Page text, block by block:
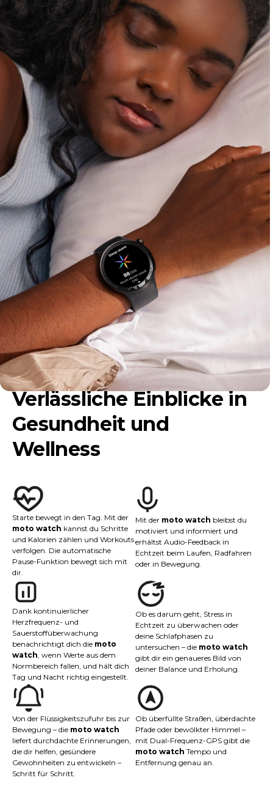
Verlässliche Einblicke in
Gesundheit und
Wellness
Starte bewegt in den Tag. Mit der
moto watch kannst du Schritte
und Kalorien zählen und Workouts
verfolgen. Die automatische
Pause-Funktion bewegt sich mit
dir.
Mit der moto watch bleibst du
motiviert und informiert und
erhältst Audio-Feedback in
Echtzeit beim Laufen, Radfahren
oder in Bewegung.
Dank kontinuierlicher
Herzfrequenz- und
Sauerstoffüberwachung
benachrichtigt dich die moto
watch, wenn Werte aus dem
Normbereich fallen, und hält dich
Tag und Nacht richtig eingestellt.
Ob es darum geht, Stress in
Echtzeit zu überwachen oder
deine Schlafphasen zu
untersuchen – die moto watch
gibt dir ein genaueres Bild von
deiner Balance und Erholung.
Von der Flüssigkeitszufuhr bis zur
Bewegung – die moto watch
liefert durchdachte Erinnerungen,
die dir helfen, gesündere
Gewohnheiten zu entwickeln –
Schritt für Schritt.
Ob überfüllte Straßen, überdachte
Pfade oder bewölkter Himmel –
mit Dual-Frequenz-GPS gibt die
moto watch Tempo und
Entfernung genau an.